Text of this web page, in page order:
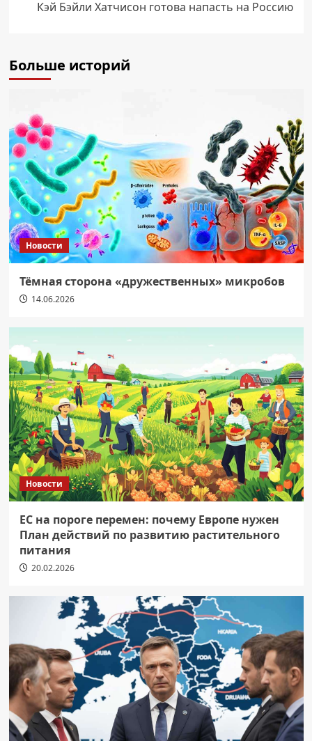
Кэй Бэйли Хатчисон готова напасть на Россию
Больше историй
Новости
Тёмная сторона «дружественных» микробов
14.06.2026
Новости
ЕС на пороге перемен: почему Европе нужен
План действий по развитию растительного
питания
20.02.2026